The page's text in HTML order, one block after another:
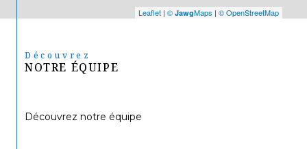
Leaflet | © JawgMaps | © OpenStreetMap
Découvrez
NOTRE ÉQUIPE
Découvrez notre équipe